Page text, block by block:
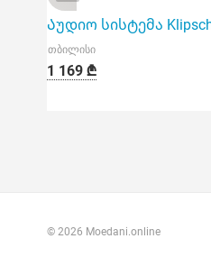
Აუდიო სისტემა Klipsch
თბილისი
1 169 ₾
© 2026 Moedani.online